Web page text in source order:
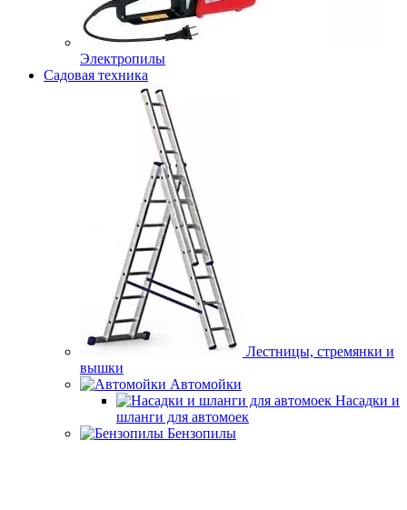
Электропилы
Садовая техника
Лестницы, стремянки и
вышки
Автомойки
Насадки и
шланги для автомоек
Бензопилы